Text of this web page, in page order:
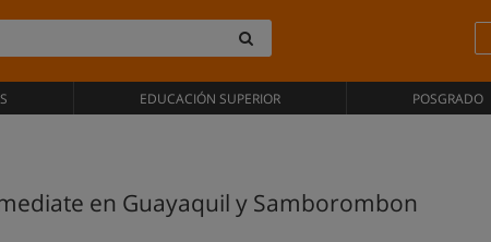
EDUCACIÓN SUPERIOR POSGRADO
en Guayaquil y Samborombon